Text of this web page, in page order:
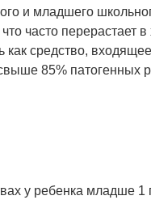
и младшего
часто перерастает
как средство,
85% патогенных
у ребенка младше